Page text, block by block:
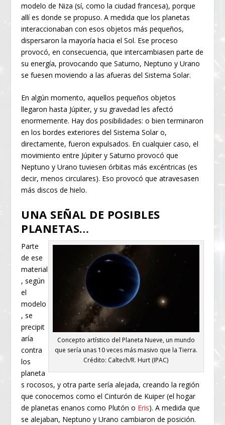
modelo de Niza (sí, como la ciudad francesa), porque
allí es donde se propuso. A medida que los planetas
interaccionaban con esos objetos más pequeños,
dispersaron la mayoría hacia el Sol. Ese proceso
provocó, en consecuencia, que intercambiasen parte de
su energía, provocando que Saturno, Neptuno y Urano
se fuesen moviendo a las afueras del Sistema Solar.
En algún momento, aquellos pequeños objetos
llegaron hasta Júpiter, y su gravedad les afectó
enormemente. Hay dos posibilidades: o bien terminaron
en los bordes exteriores del Sistema Solar o,
directamente, fueron expulsados. En cualquier caso, el
movimiento entre Júpiter y Saturno provocó que
Neptuno y Urano tuviesen órbitas más excéntricas (es
decir, menos circulares). Eso provocó que atravesasen
más discos de hielo.
UNA SEÑAL DE POSIBLES
PLANETAS…
Concepto artístico del Planeta Nueve, un mundo
que sería unas 10 veces más masivo que la Tierra.
Crédito: Caltech/R. Hurt (IPAC)
Parte
de ese
material
, según
el
modelo
, se
precipit
aría
contra
los
planeta
s rocosos, y otra parte sería alejada, creando la región
que conocemos como el Cinturón de Kuiper (el hogar
de planetas enanos como Plutón o Eris). A medida que
se alejaban, Neptuno y Urano cambiaron de posición.